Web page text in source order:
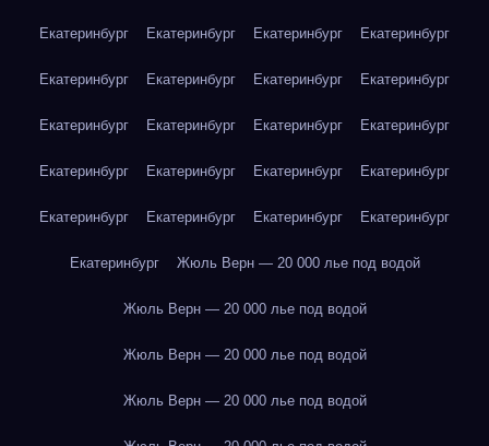
Екатеринбург Екатеринбург Екатеринбург Екатеринбург
Екатеринбург Екатеринбург Екатеринбург Екатеринбург
Екатеринбург Екатеринбург Екатеринбург Екатеринбург
Екатеринбург Екатеринбург Екатеринбург Екатеринбург
Екатеринбург Екатеринбург Екатеринбург Екатеринбург
Екатеринбург Жюль Верн — 20 000 лье под водой
Жюль Верн — 20 000 лье под водой
Жюль Верн — 20 000 лье под водой
Жюль Верн — 20 000 лье под водой